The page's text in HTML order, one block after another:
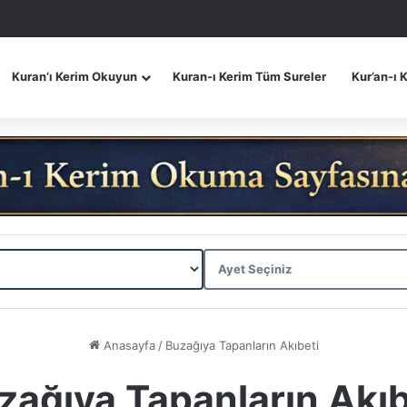
Kuran’ı Kerim Okuyun Kuran-ı Kerim Tüm Sureler Kur’an-ı
Anasayfa / Buzağıya Tapanların Akıbeti